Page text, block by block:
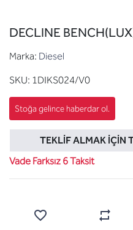
DECLINE
Marka: Diesel
SKU: 1DIKS024/V0
TEKLIF ALMAK İÇIN
Vade Farksız 6 Taksit